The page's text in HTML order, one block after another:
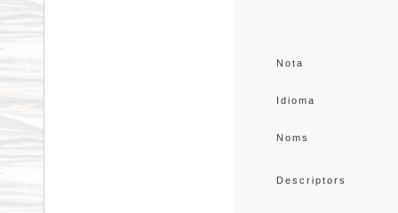
Nota
Idioma
Noms
Descriptors